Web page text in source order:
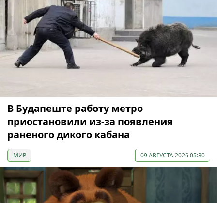
В Будапеште работу метро
приостановили из-за появления
раненого дикого кабана
МИР 09 АВГУСТА 2026 05:30